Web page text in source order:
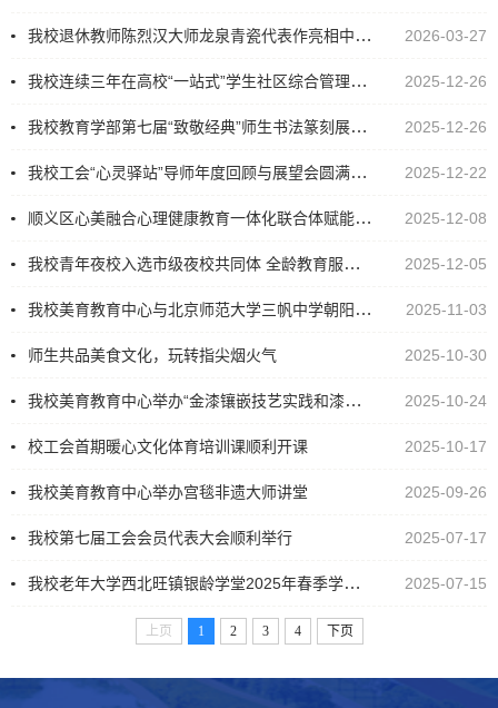
我校退休教师陈烈汉大师龙泉青瓷代表作亮相中国美术馆大展 2026-03-27
我校连续三年在高校“一站式”学生社区综合管理模式建设评级中获评A级 2025-12-26
我校教育学部第七届“致敬经典”师生书法篆刻展在顺义区文化馆开幕 2025-12-26
我校工会“心灵驿站”导师年度回顾与展望会圆满举行 2025-12-22
顺义区心美融合心理健康教育一体化联合体赋能培训会在我校成功举办 2025-12-08
我校青年夜校入选市级夜校共同体 全龄教育服务多点开花 2025-12-05
我校美育教育中心与北京师范大学三帆中学朝阳学校联合开展大中小一体化美育实践活动 2025-11-03
师生共品美食文化，玩转指尖烟火气 2025-10-30
我校美育教育中心举办“金漆镶嵌技艺实践和漆文化的表达与思考”美育大师讲堂 2025-10-24
校工会首期暖心文化体育培训课顺利开课 2025-10-17
我校美育教育中心举办宫毯非遗大师讲堂 2025-09-26
我校第七届工会会员代表大会顺利举行 2025-07-17
我校老年大学西北旺镇银龄学堂2025年春季学期结业展演圆满举办 2025-07-15
上页 1 2 3 4 下页